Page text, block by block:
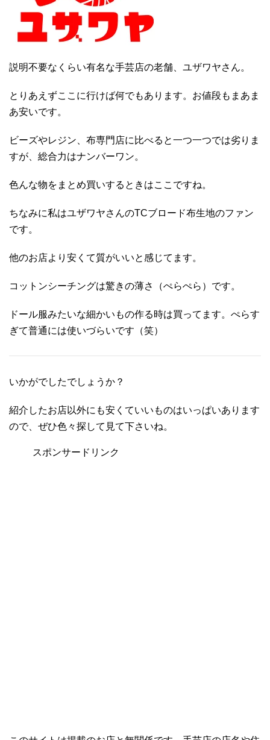
説明不要なくらい有名な手芸店の老舗、ユザワヤさん。
とりあえずここに行けば何でもあります。お値段もまあま
あ安いです。
ビーズやレジン、布専門店に比べると一つ一つでは劣りま
すが、総合力はナンバーワン。
色んな物をまとめ買いするときはここですね。
ちなみに私はユザワヤさんのTCブロード布生地のファン
です。
他のお店より安くて質がいいと感じてます。
コットンシーチングは驚きの薄さ（ぺらぺら）です。
ドール服みたいな細かいもの作る時は買ってます。ぺらす
ぎて普通には使いづらいです（笑）
いかがでしたでしょうか？
紹介したお店以外にも安くていいものはいっぱいあります
ので、ぜひ色々探して見て下さいね。
スポンサードリンク